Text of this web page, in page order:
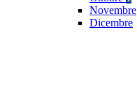
Novembre
Dicembre